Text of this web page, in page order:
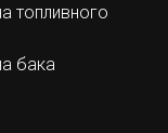
топливного
бака